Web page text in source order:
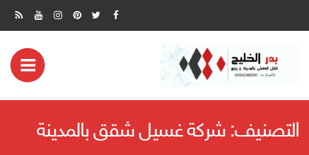
التصنيف:شركة غسيل شقق بالمدينة